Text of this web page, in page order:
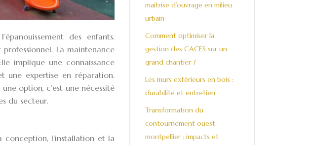
des enfants.
La maintenance
implique une connaissance
une expertise en réparation.
une option, c’est une nécessité
du secteur.
conception, l’installation et la
maitrise d’ouvrage en milieu
urbain
Comment optimiser la
gestion des CACES sur un
grand chantier ?
Les murs extérieurs en bois :
durabilité et entretien
Transformation du
contournement ouest
montpellier : impacts et